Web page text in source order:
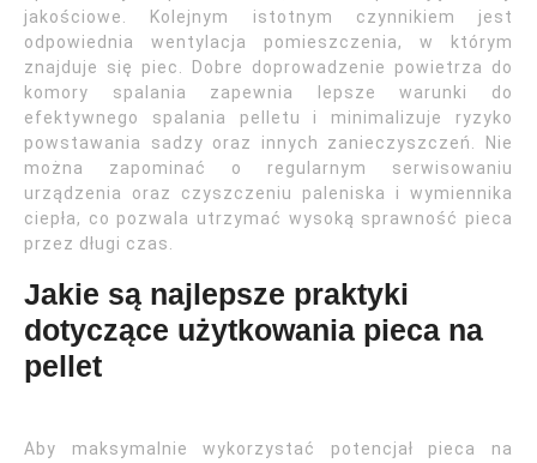
jakościowe. Kolejnym istotnym czynnikiem jest
odpowiednia wentylacja pomieszczenia, w którym
znajduje się piec. Dobre doprowadzenie powietrza do
komory spalania zapewnia lepsze warunki do
efektywnego spalania pelletu i minimalizuje ryzyko
powstawania sadzy oraz innych zanieczyszczeń. Nie
można zapominać o regularnym serwisowaniu
urządzenia oraz czyszczeniu paleniska i wymiennika
ciepła, co pozwala utrzymać wysoką sprawność pieca
przez długi czas.
Jakie są najlepsze praktyki
dotyczące użytkowania pieca na
pellet
Aby maksymalnie wykorzystać potencjał pieca na